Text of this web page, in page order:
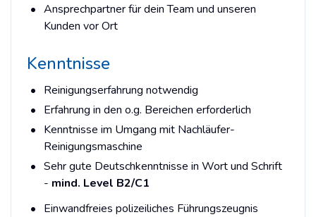
Ansprechpartner für dein Team und unseren
Kunden vor Ort
Kenntnisse
Reinigungserfahrung notwendig
Erfahrung in den o.g. Bereichen erforderlich
Kenntnisse im Umgang mit Nachläufer-
Reinigungsmaschine
Sehr gute Deutschkenntnisse in Wort und Schrift
- mind. Level B2/C1
Einwandfreies polizeiliches Führungszeugnis